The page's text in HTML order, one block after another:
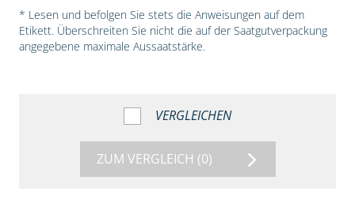
* Lesen und befolgen Sie stets die Anweisungen auf dem
Etikett. Überschreiten Sie nicht die auf der Saatgutverpackung
angegebene maximale Aussaatstärke.
VERGLEICHEN
ZUM VERGLEICH (0)